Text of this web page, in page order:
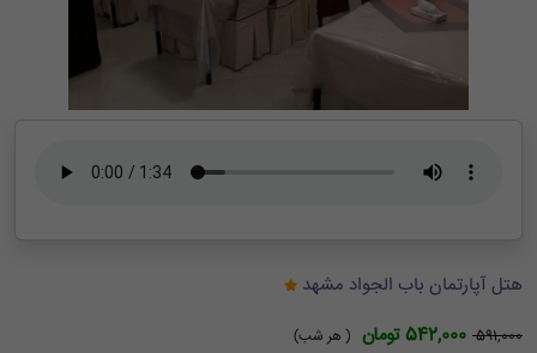
هتل آپارتمان باب الجواد مشهد
591,000 542,000 تومان
( هر شب)